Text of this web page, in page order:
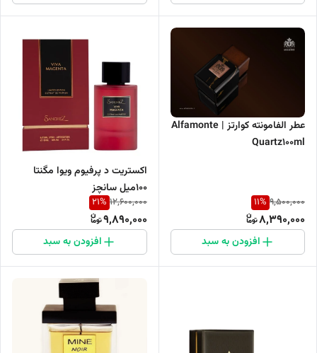
عطر الفامونته کوارتز | Alfamonte
Quartz100ml
9,500,000
11%
8,390,000
افزودن به سبد
اکستریت د پرفیوم ویوا مگنتا
۱۰۰میل سانچز
12,600,000
21%
9,890,000
افزودن به سبد